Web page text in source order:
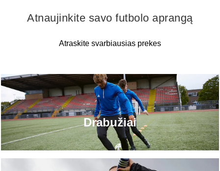
Drabužiai
Atnaujinkite savo futbolo aprangą
Atraskite svarbiausias prekes